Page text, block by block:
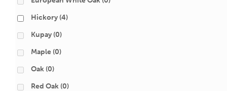
Hickory (4)
Kupay (0)
Maple (0)
Oak (0)
Red Oak (0)